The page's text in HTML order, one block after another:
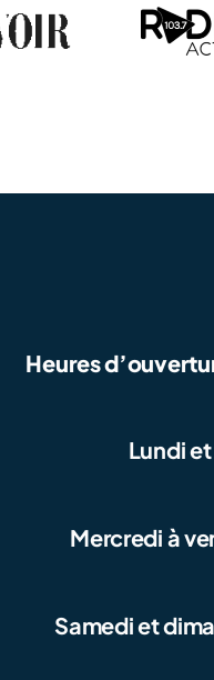
Heures
Lundi
Mercredi à
Samedi et